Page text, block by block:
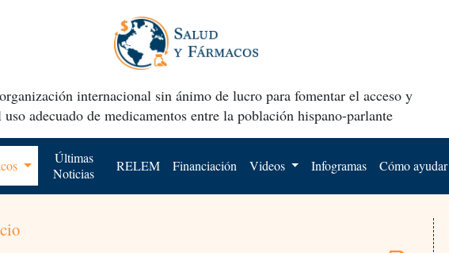
internacional sin ánimo de lucro para fomentar el acceso y
uso adecuado de medicamentos entre la población hispano-parlante
Últimas
Noticias
RELEM Financiación Videos Infogramas Cómo ayudar